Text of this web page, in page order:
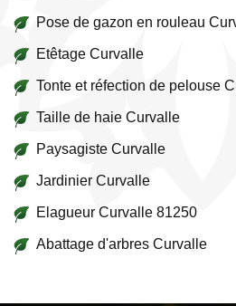
Pose de gazon en rouleau
Etêtage Curvalle
Tonte et réfection de pelouse
Taille de haie Curvalle
Paysagiste Curvalle
Jardinier Curvalle
Elagueur Curvalle 81250
Abattage d'arbres Curvalle